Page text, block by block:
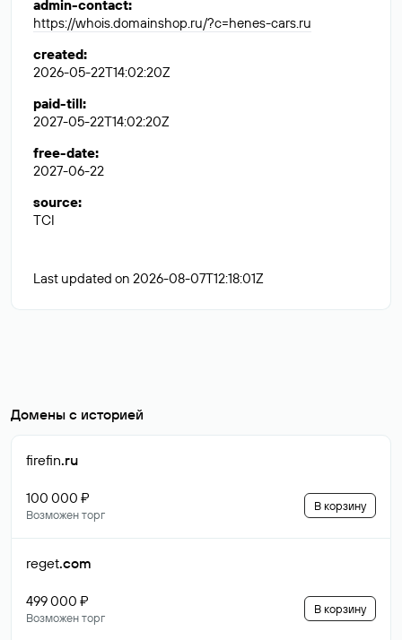
admin-contact:
https://whois.domainshop.ru/?c=henes-cars.ru
created:
2026-05-22T14:02:20Z
paid-till:
2027-05-22T14:02:20Z
free-date:
2027-06-22
source:
TCI
Last updated on 2026-08-07T12:18:01Z
Домены с историей
firefin.ru
100 000 ₽
Возможен торг
В корзину
reget.com
499 000 ₽
Возможен торг
В корзину